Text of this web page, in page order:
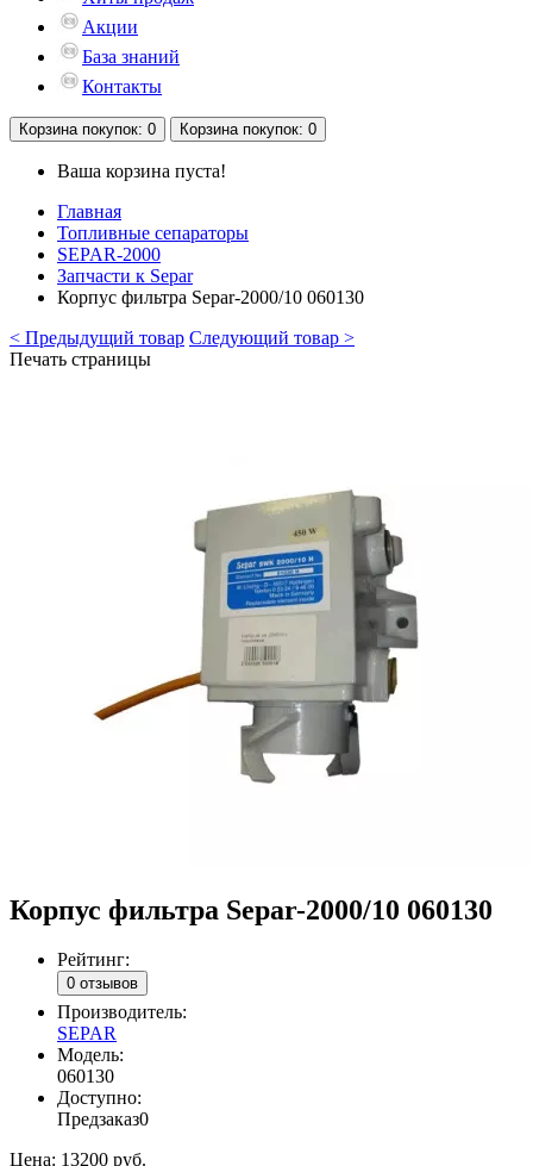
Акции
База знаний
Контакты
Корзина покупок: 0 Корзина покупок: 0
Ваша корзина пуста!
Главная
Топливные сепараторы
SEPAR-2000
Запчасти к Separ
Корпус фильтра Separ-2000/10 060130
< Предыдущий товар Следующий товар >
Печать страницы
Корпус фильтра Separ-2000/10 060130
Рейтинг:
0 отзывов
Производитель:
SEPAR
Модель:
060130
Доступно:
Предзаказ0
Цена: 13200 руб.